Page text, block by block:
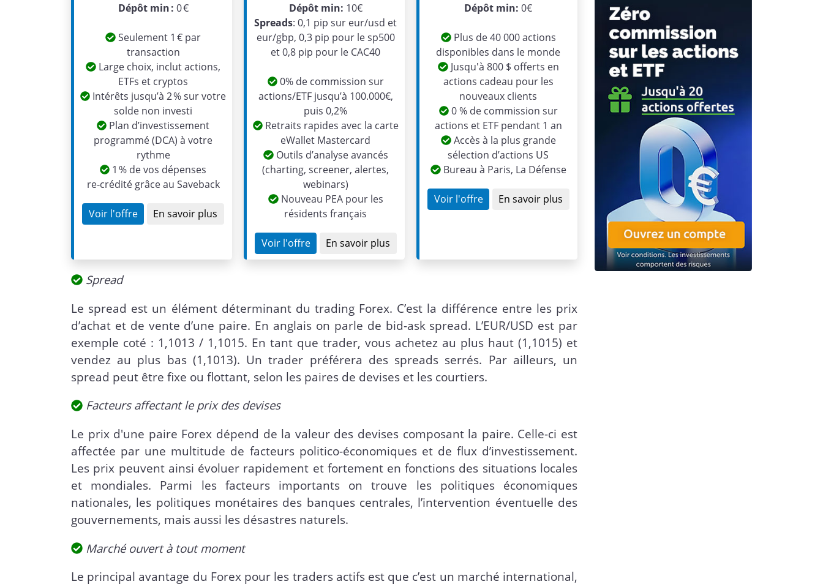
Dépôt min : 0 €
Seulement 1 € par
transaction
Large choix, inclut actions,
ETFs et cryptos
Intérêts jusqu’à 2 % sur votre
solde non investi
Plan d’investissement
programmé (DCA) à votre
rythme
1 % de vos dépenses
re‑crédité grâce au Saveback
Voir l'offre En savoir plus
Dépôt min: 10€
Spreads: 0,1 pip sur eur/usd et
eur/gbp, 0,3 pip pour le sp500
et 0,8 pip pour le CAC40
0% de commission sur
actions/ETF jusqu’à 100.000€,
puis 0,2%
Retraits rapides avec la carte
eWallet Mastercard
Outils d’analyse avancés
(charting, screener, alertes,
webinars)
Nouveau PEA pour les
résidents français
Voir l'offre En savoir plus
Dépôt min: 0€
Plus de 40 000 actions
disponibles dans le monde
Jusqu'à 800 $ offerts en
actions cadeau pour les
nouveaux clients
0 % de commission sur
actions et ETF pendant 1 an
Accès à la plus grande
sélection d’actions US
Bureau à Paris, La Défense
Voir l'offre En savoir plus
Spread
Le spread est un élément déterminant du trading Forex. C’est la différence entre les prix
d’achat et de vente d’une paire. En anglais on parle de bid-ask spread. L’EUR/USD est par
exemple coté : 1,1013 / 1,1015. En tant que trader, vous achetez au plus haut (1,1015) et
vendez au plus bas (1,1013). Un trader préférera des spreads serrés. Par ailleurs, un
spread peut être fixe ou flottant, selon les paires de devises et les courtiers.
Facteurs affectant le prix des devises
Le prix d'une paire Forex dépend de la valeur des devises composant la paire. Celle-ci est
affectée par une multitude de facteurs politico-économiques et de flux d’investissement.
Les prix peuvent ainsi évoluer rapidement et fortement en fonctions des situations locales
et mondiales. Parmi les facteurs importants on trouve les politiques économiques
nationales, les politiques monétaires des banques centrales, l’intervention éventuelle des
gouvernements, mais aussi les désastres naturels.
Marché ouvert à tout moment
Le principal avantage du Forex pour les traders actifs est que c’est un marché international,